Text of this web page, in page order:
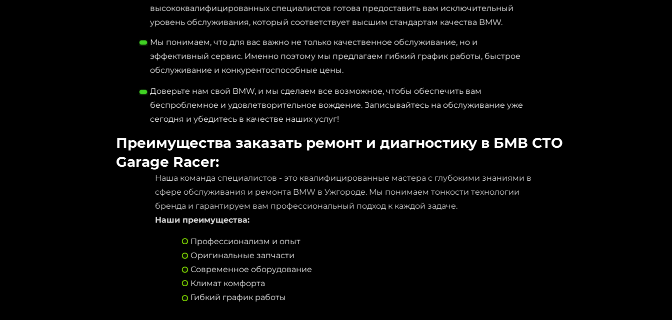
высококвалифицированных специалистов готова предоставить вам исключительный
уровень обслуживания, который соответствует высшим стандартам качества BMW.
Мы понимаем, что для вас важно не только качественное обслуживание, но и
эффективный сервис. Именно поэтому мы предлагаем гибкий график работы, быстрое
обслуживание и конкурентоспособные цены.
Доверьте нам свой BMW, и мы сделаем все возможное, чтобы обеспечить вам
беспроблемное и удовлетворительное вождение. Записывайтесь на обслуживание уже
сегодня и убедитесь в качестве наших услуг!
Преимущества заказать ремонт и диагностику в БМВ СТО
Garage Racer:
Наша команда специалистов - это квалифицированные мастера с глубокими знаниями в
сфере обслуживания и ремонта BMW в Ужгороде. Мы понимаем тонкости технологии
бренда и гарантируем вам профессиональный подход к каждой задаче.
Наши преимущества:
​Профессионализм и опыт
Оригинальные запчасти
Современное оборудование
Климат комфорта​
Гибкий график работы